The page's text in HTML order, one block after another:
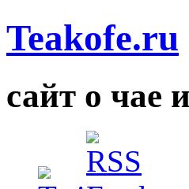
Teakofe.ru
сайт о чае